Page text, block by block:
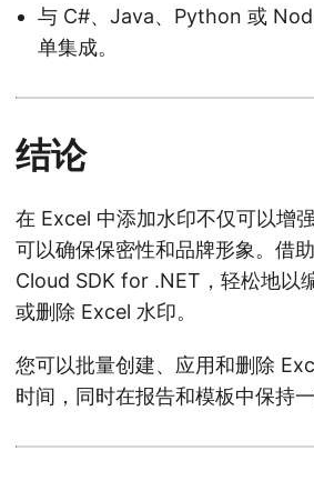
与 C#、Java、Python 或
单集成。
结论
在 Excel 中添加水印不仅可以增
可以确保保密性和品牌形象。借
Cloud SDK for .NET，轻松地以
或删除 Excel 水印。
您可以批量创建、应用和删除
时间，同时在报告和模板中保持一